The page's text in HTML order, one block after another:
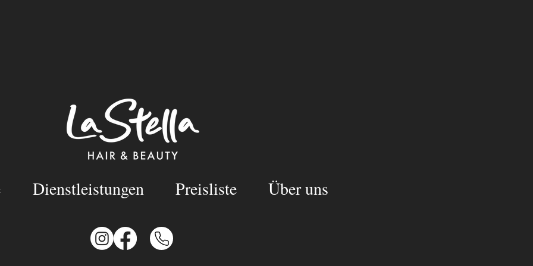
Dienstleistungen Preisliste Über uns